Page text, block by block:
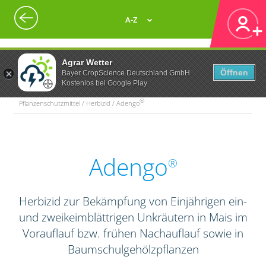
Agrar Wetter
Bayer CropScience Deutschland GmbH
Kostenlos bei Google Play
Öffnen
A-Z
Pflanzenschutzmittel / Herbizid / Adengo®
Adengo®
Herbizid zur Bekämpfung von Einjährigen ein-
und zweikeimblättrigen Unkräutern in Mais im
Vorauflauf bzw. frühen Nachauflauf sowie in
Baumschulgehölzpflanzen